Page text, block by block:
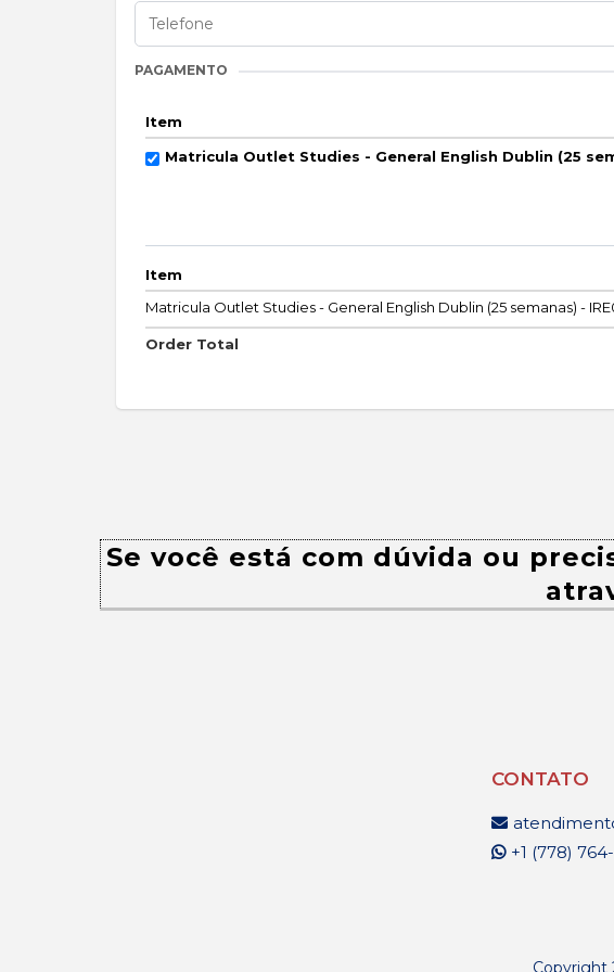
PAGAMENTO
Item
Matricula Outlet Studies - General English Dublin (25
Item
Matricula Outlet Studies - General English Dublin (25 semanas) -
Order Total
Se você está com dúvida ou
CONTATO
+1 (778)
Copyright